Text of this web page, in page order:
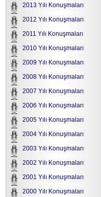
2013 Yılı Konuşmaları
2012 Yılı Konuşmaları
2011 Yılı Konuşmaları
2010 Yılı Konuşmaları
2009 Yılı Konuşmaları
2008 Yılı Konuşmaları
2007 Yılı Konuşmaları
2006 Yılı Konuşmaları
2005 Yılı Konuşmaları
2004 Yılı Konuşmaları
2003 Yılı Konuşmaları
2002 Yılı Konuşmaları
2001 Yılı Konuşmaları
2000 Yılı Konuşmaları